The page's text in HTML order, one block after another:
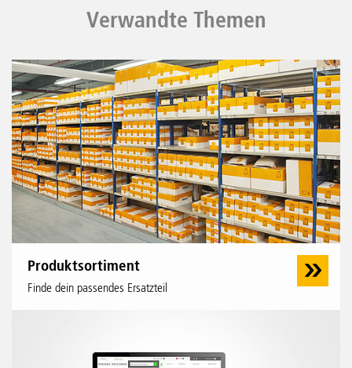
Verwandte Themen
Produktsortiment
Finde dein passendes Ersatzteil